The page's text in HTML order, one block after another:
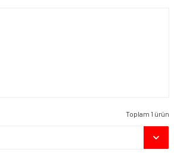
Toplam 1 ürün